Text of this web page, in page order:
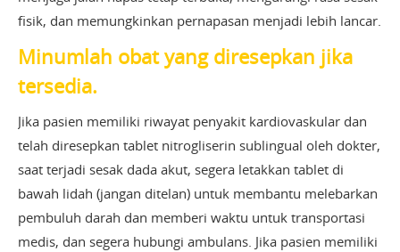
fisik, dan memungkinkan pernapasan menjadi lebih lancar.
Minumlah obat yang diresepkan jika
tersedia.
Jika pasien memiliki riwayat penyakit kardiovaskular dan
telah diresepkan tablet nitrogliserin sublingual oleh dokter,
saat terjadi sesak dada akut, segera letakkan tablet di
bawah lidah (jangan ditelan) untuk membantu melebarkan
pembuluh darah dan memberi waktu untuk transportasi
medis, dan segera hubungi ambulans. Jika pasien memiliki